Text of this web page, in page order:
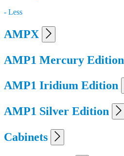
- Less
AMPX
AMP1 Mercury Edition
AMP1 Iridium Edition
AMP1 Silver Edition
Cabinets